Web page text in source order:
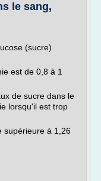
le sang,
(sucre)
est de 0,8 à 1
de sucre dans le
lorsqu'il est trop
supérieure à 1,26